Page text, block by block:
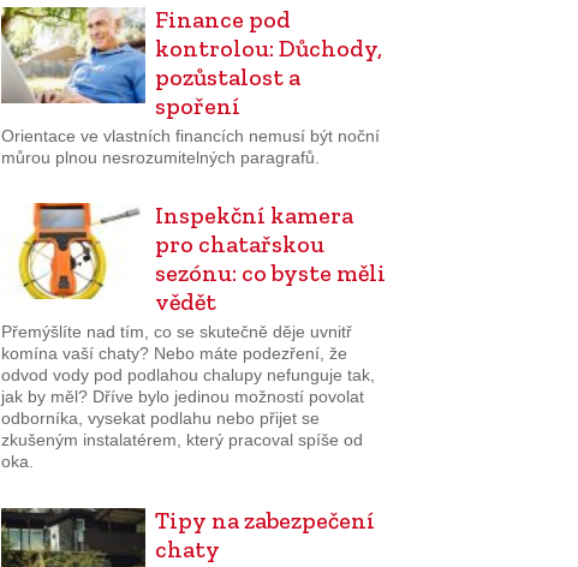
Finance pod
kontrolou: Důchody,
pozůstalost a
spoření
Orientace ve vlastních financích nemusí být noční
můrou plnou nesrozumitelných paragrafů.
Inspekční kamera
pro chatařskou
sezónu: co byste měli
vědět
Přemýšlíte nad tím, co se skutečně děje uvnitř
komína vaší chaty? Nebo máte podezření, že
odvod vody pod podlahou chalupy nefunguje tak,
jak by měl? Dříve bylo jedinou možností povolat
odborníka, vysekat podlahu nebo přijet se
zkušeným instalatérem, který pracoval spíše od
oka.
Tipy na zabezpečení
chaty